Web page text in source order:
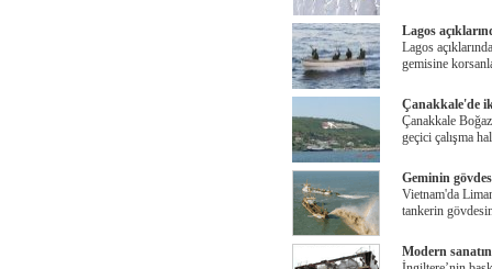
Lagos
Lagos
gemisine
Çanakkale'de
Çanakkale
geçici çalışma
Geminin
Vietnam'da
tankerin
Modern